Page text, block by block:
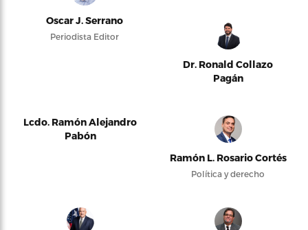
Oscar J. Serrano
Periodista Editor
Dr. Ronald Collazo
Pagán
Lcdo. Ramón Alejandro
Pabón
Ramón L. Rosario Cortés
Política y derecho